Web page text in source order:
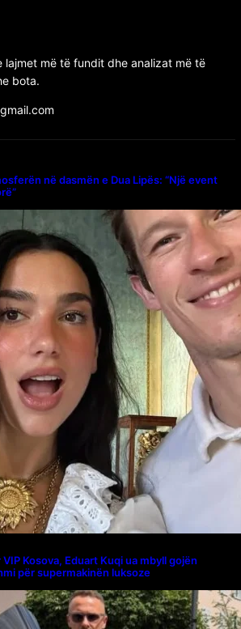
lajmet më të fundit dhe analizat më të
bota.
në dasmën e Dua Lipës: “Një event
Kosova, Eduart Kuqi ua mbyll gojën
për supermakinën luksoze